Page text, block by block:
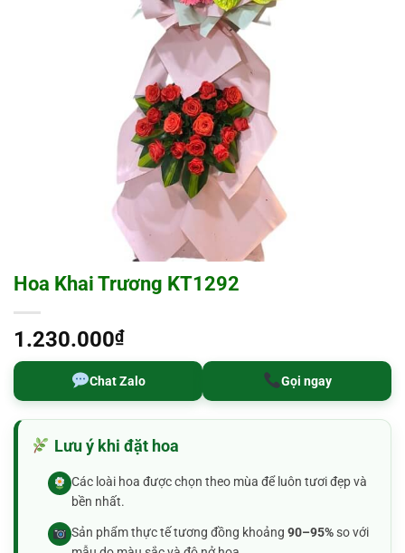
Hoa Khai Trương KT1292
1.230.000₫
Chat Zalo Gọi ngay
Lưu ý khi đặt hoa
Các loài hoa được chọn theo mùa để luôn tươi đẹp và
bền nhất.
Sản phẩm thực tế tương đồng khoảng90–95%so với